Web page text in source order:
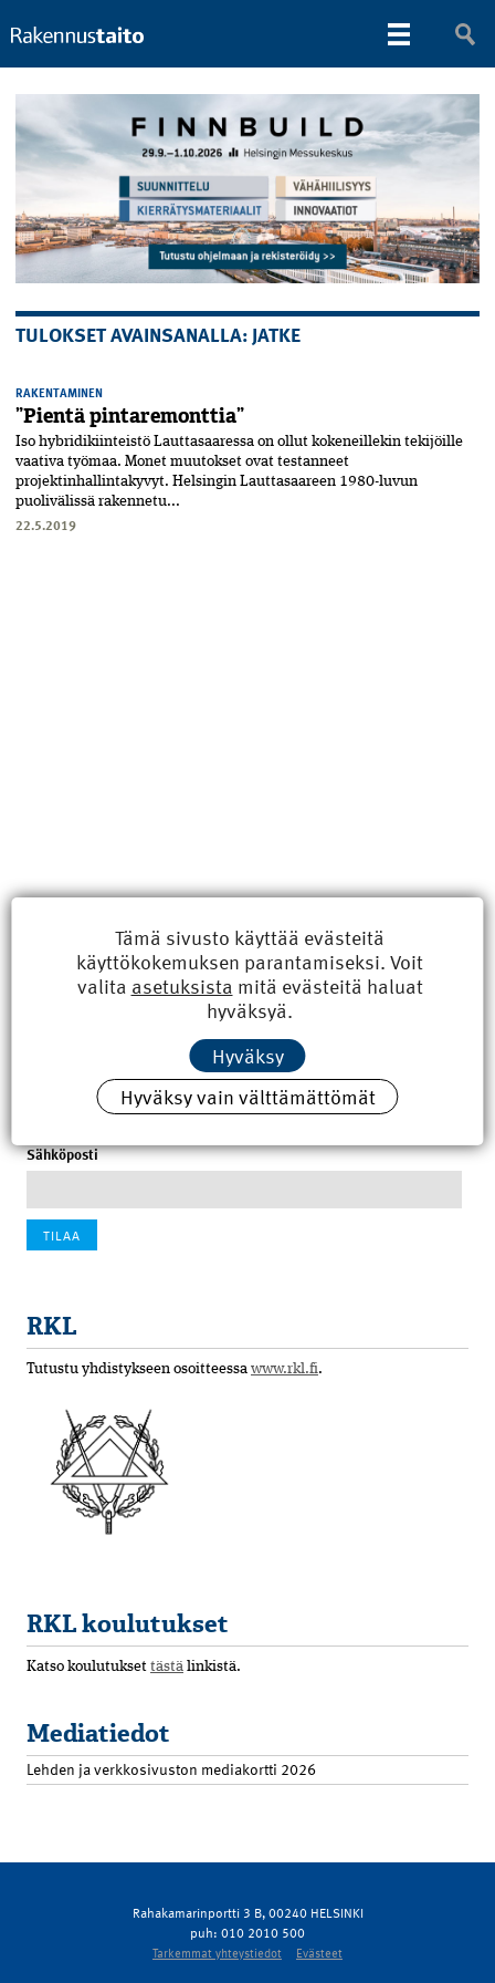
TULOKSET AVAINSANALLA: JATKE
RAKENTAMINEN
”Pientä pintaremonttia”
Iso hybridikiinteistö Lauttasaaressa on ollut kokeneillekin tekijöille
vaativa työmaa. Monet muutokset ovat testanneet
projektinhallintakyvyt. Helsingin Lauttasaareen 1980-luvun
puolivälissä rakennetu...
22.5.2019
Kyberisku kiinteistötietoihin haittaisi energiarakentamista
8.6.2026 15:21
Tilaa uutiskirje
Sähköposti
RKL
Tutustu yhdistykseen osoitteessa www.rkl.fi.
RKL koulutukset
Katso koulutukset tästä linkistä.
Mediatiedot
Lehden ja verkkosivuston mediakortti 2026
Rahakamarinportti 3 B, 00240 HELSINKI
puh: 010 2010 500
Tarkemmat yhteystiedot Evästeet
Tämä sivusto käyttää evästeitä
käyttökokemuksen parantamiseksi. Voit
valita asetuksista mitä evästeitä haluat
hyväksyä.
Hyväksy
Hyväksy vain välttämättömät